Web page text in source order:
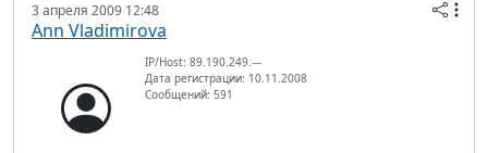
3 апреля 2009 12:48
Ann Vladimirova
IP/Host: 89.190.249.---
Дата регистрации: 10.11.2008
Сообщений: 591